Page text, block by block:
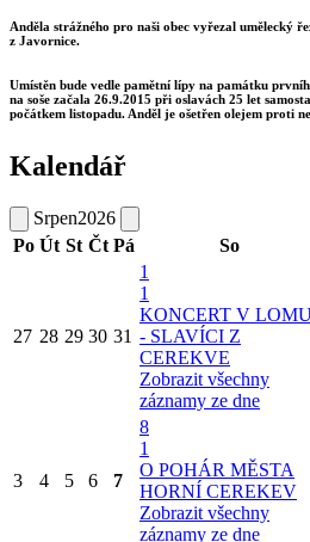
Anděla strážného pro naši obec vyřezal umělecký
z Javornice.
Umístěn bude vedle pamětní lípy na památku
na soše začala 26.9.2015 při oslavách 25 let
počátkem listopadu. Anděl je ošetřen olejem proti
Kalendář
Srpen2026
Po Út St Čt Pá So
27 28 29 30 31
1
1
KONCERT V
- SLAVÍCI Z
CEREKVE
Zobrazit všechny
záznamy ze dne
3 4 5 6 7
8
1
O POHÁR MĚSTA
HORNÍ CEREKEV
Zobrazit všechny
záznamy ze dne